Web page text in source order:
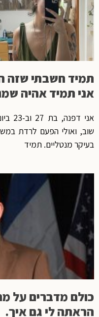
תמיד חשבתי שזה
אני תמיד אהיה
שוב, ואולי הפעם לרדת
בעיקר מנטליים. תמיד
כולם מדברים על
הראתה לי גם איך.